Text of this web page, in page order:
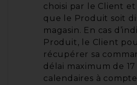
choisi par le Client et
que le Produit soit
magasin. En cas
Produit, le Client
récupérer sa
délai maximum de
calendaires à